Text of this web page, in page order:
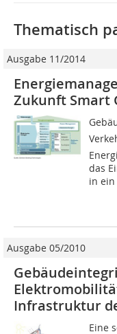
Thematisch
Ausgabe 11/2014
Zukunft Smart
das
in ein
Ausgabe 05/2010
Infrastruktur
Eine